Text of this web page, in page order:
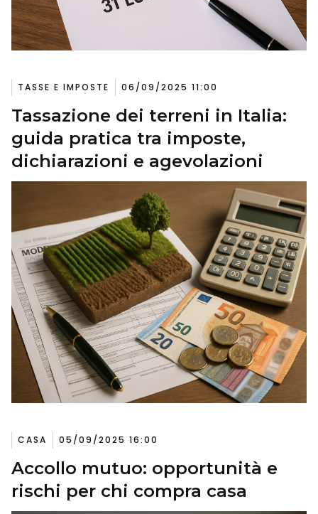
TASSE E IMPOSTE 06/09/2025 11:00
Tassazione dei terreni in Italia:
guida pratica tra imposte,
dichiarazioni e agevolazioni
CASA 05/09/2025 16:00
Accollo mutuo: opportunità e
rischi per chi compra casa